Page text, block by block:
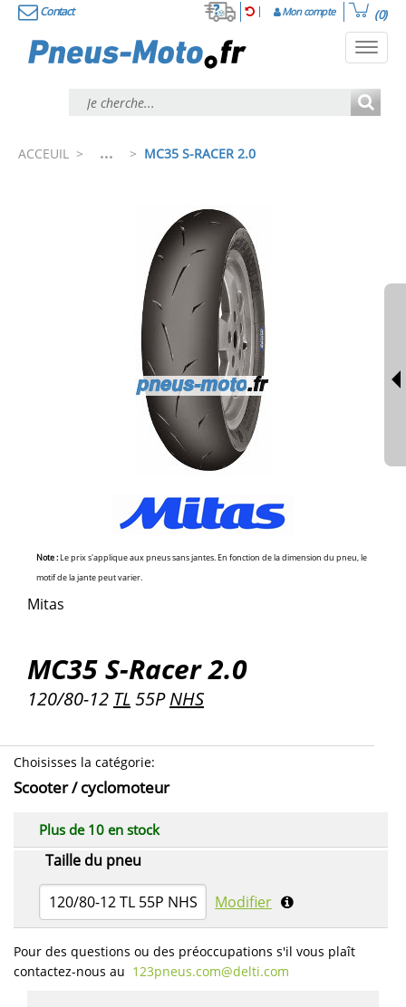
Contact Mon compte (0)
ACCEUIL > ... > MC35 S-RACER 2.0
Note :Le prix s'applique aux pneus sans jantes. En fonction de la dimension du pneu, le
motif de la jante peut varier.
Mitas
MC35 S-Racer 2.0
120/80-12 TL55P NHS
Choisisses la catégorie:
Scooter / cyclomoteur
Taille du pneu
120/80-12 TL 55P NHS Modifier
Plus de 10 en stock
Pour des questions ou des préoccupations s'il vous plaît
contactez-nous au 123pneus.com​@delti.com